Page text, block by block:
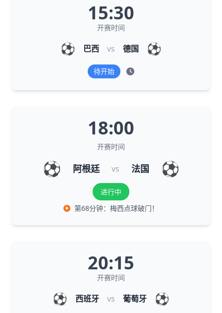
15:30
开赛时间
⚽ 巴西 vs 德国 ⚽
待开始
18:00
开赛时间
⚽ 阿根廷 vs 法国 ⚽
进行中
第68分钟：梅西点球破门！
20:15
开赛时间
⚽ 西班牙 vs 葡萄牙 ⚽